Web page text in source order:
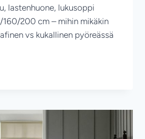
lastenhuone, lukusoppi
160/200 cm – mihin mikäkin
vs kukallinen pyöreässä